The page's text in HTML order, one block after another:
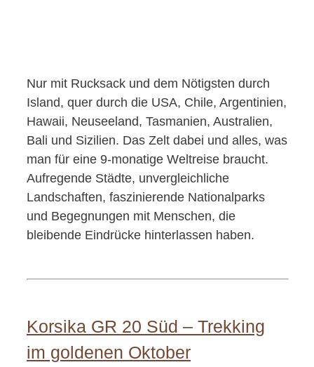
Nur mit Rucksack und dem Nötigsten durch
Island, quer durch die USA, Chile, Argentinien,
Hawaii, Neuseeland, Tasmanien, Australien,
Bali und Sizilien. Das Zelt dabei und alles, was
man für eine 9-monatige Weltreise braucht.
Aufregende Städte, unvergleichliche
Landschaften, faszinierende Nationalparks
und Begegnungen mit Menschen, die
bleibende Eindrücke hinterlassen haben.
Korsika GR 20 Süd – Trekking
im goldenen Oktober